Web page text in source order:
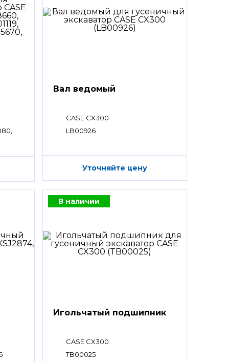
Вал ведомый
CASE CX300
LB00926
Уточняйте цену
В наличии
Игольчатый подшипник
CASE CX300
TB00025